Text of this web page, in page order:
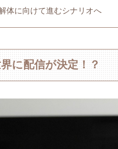
体に向けて進むシナリオへ
に配信が決定！？